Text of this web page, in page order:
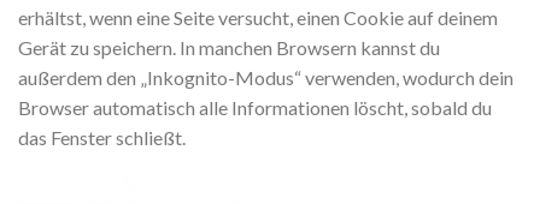
erhältst, wenn eine Seite versucht, einen Cookie auf deinem
Gerät zu speichern. In manchen Browsern kannst du
außerdem den „Inkognito-Modus“ verwenden, wodurch dein
Browser automatisch alle Informationen löscht, sobald du
das Fenster schließt.